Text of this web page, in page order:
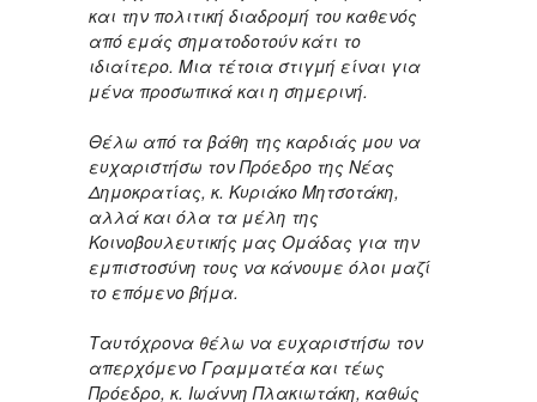
και την πολιτική διαδρομή του καθενός
από εμάς σηματοδοτούν κάτι το
ιδιαίτερο. Μια τέτοια στιγμή είναι για
μένα προσωπικά και η σημερινή.
Θέλω από τα βάθη της καρδιάς μου να
ευχαριστήσω τον Πρόεδρο της Νέας
Δημοκρατίας, κ. Κυριάκο Μητσοτάκη,
αλλά και όλα τα μέλη της
Κοινοβουλευτικής μας Ομάδας για την
εμπιστοσύνη τους να κάνουμε όλοι μαζί
το επόμενο βήμα.
Ταυτόχρονα θέλω να ευχαριστήσω τον
απερχόμενο Γραμματέα και τέως
Πρόεδρο, κ. Ιωάννη Πλακιωτάκη, καθώς